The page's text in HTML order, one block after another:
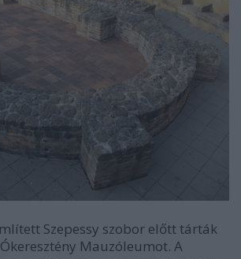
Szepessy szobor előtt tárták
Mauzóleumot. A